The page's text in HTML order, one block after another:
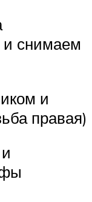
и снимаем
и
правая)